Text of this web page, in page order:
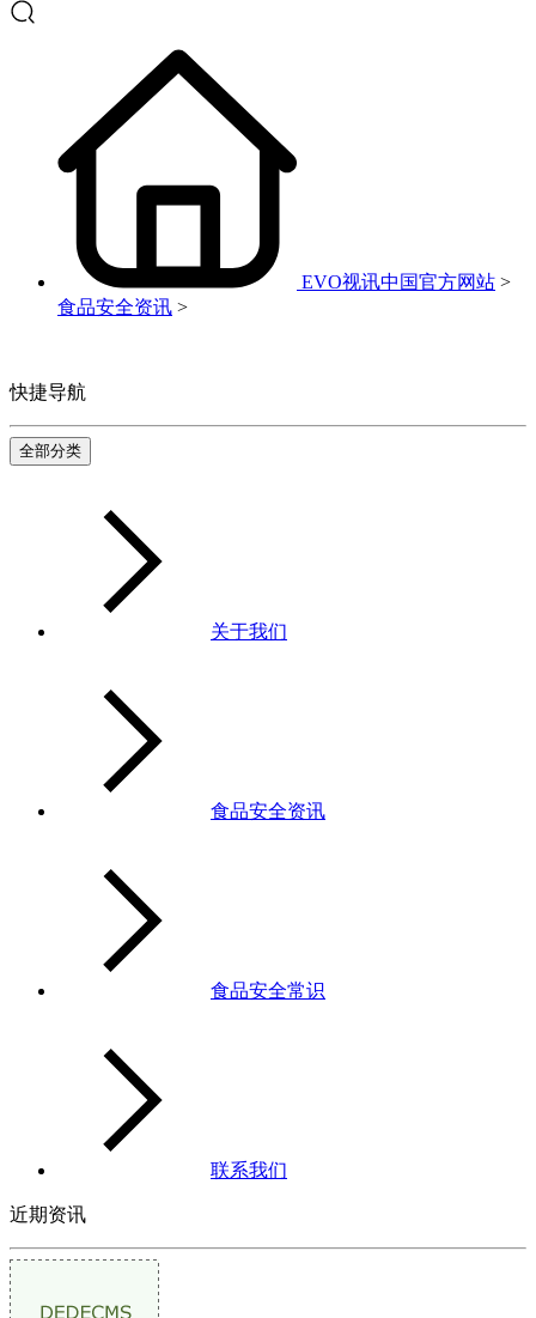
EVO视讯中国官方网站 >
食品安全资讯 >
快捷导航
全部分类
关于我们
食品安全资讯
食品安全常识
联系我们
近期资讯